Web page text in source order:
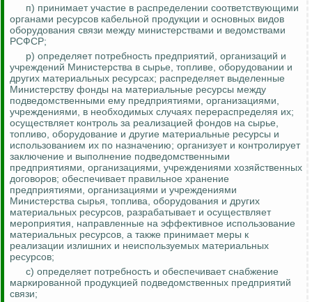
п) принимает участие в распределении соответствующими
органами ресурсов кабельной продукции и основных видов
оборудования связи между министерствами и ведомствами
РСФСР;
р) определяет потребность предприятий, организаций и
учреждений Министерства в сырье, топливе, оборудовании и
других материальных ресурсах; распределяет выделенные
Министерству фонды на материальные ресурсы между
подведомственными ему предприятиями, организациями,
учреждениями, в необходимых случаях перераспределяя их;
осуществляет контроль за реализацией фондов на сырье,
топливо, оборудование и другие материальные ресурсы и
использованием их по назначению; организует и контролирует
заключение и выполнение подведомственными
предприятиями, организациями, учреждениями хозяйственных
договоров; обеспечивает правильное хранение
предприятиями, организациями и учреждениями
Министерства сырья, топлива, оборудования и других
материальных ресурсов, разрабатывает и осуществляет
мероприятия, направленные на эффективное использование
материальных ресурсов, а также принимает меры к
реализации излишних и неиспользуемых материальных
ресурсов;
с) определяет потребность и обеспечивает снабжение
маркированной продукцией подведомственных предприятий
связи;